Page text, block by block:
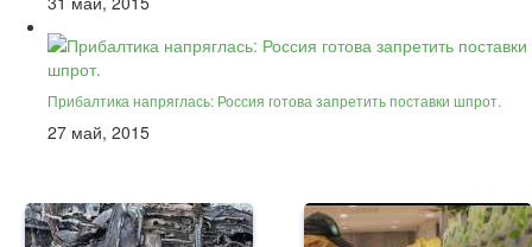
Прибалтика напряглась: Россия готова запретить поставки шпрот.
27 май, 2015